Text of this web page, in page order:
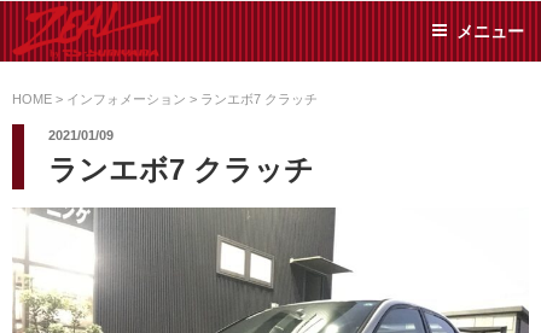
ン
ツ
ス
キ
プ
SUMIYAMA
た日常メンテから各種チ
ューニングまで、車に関
リーでお任せください!
メニュー
HOME > インフォメーション > ランエボ7 クラッチ
2021/01/09
ランエボ7 クラッチ